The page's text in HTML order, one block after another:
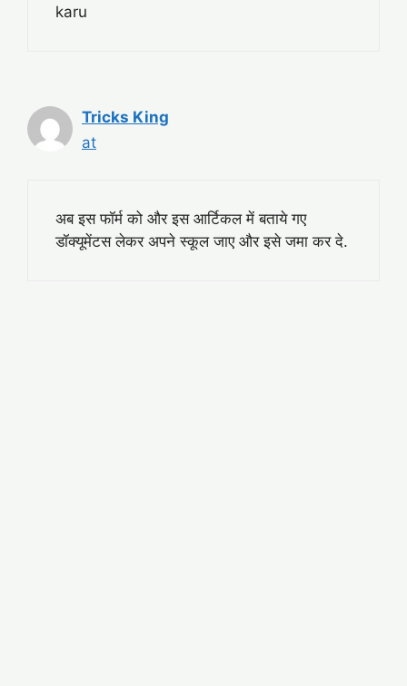
karu
Tricks King
at
अब इस फॉर्म को और इस आर्टिकल में बताये गए
डॉक्यूमेंटस लेकर अपने स्कूल जाए और इसे जमा कर दे.